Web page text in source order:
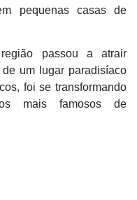
pequenas casas de
passou a atrair
um lugar paradisíaco
foi se transformando
mais famosos de